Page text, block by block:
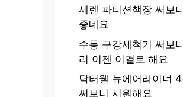
세렌 파티션책장 써보
좋네요
수동 구강세척기 써보
리 이젠 이걸로 해요
닥터웰 뉴에어라이너
써보니 시원해요